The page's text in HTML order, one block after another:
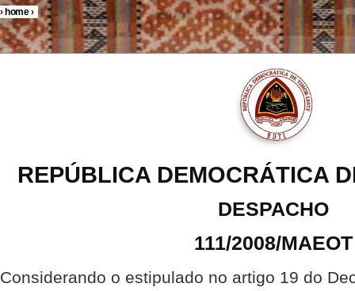
You are here
›home›
REPÚBLICA DEMOCRÁTICA
DESPACHO
111/2008/MAEOT
Considerando o estipulado no artigo 19 do